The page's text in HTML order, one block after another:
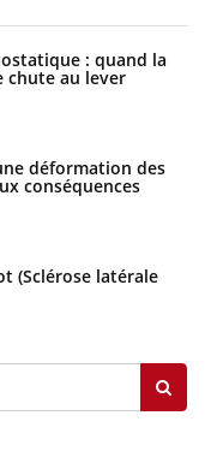
: quand la
chute au lever
déformation des
conséquences
(Sclérose latérale